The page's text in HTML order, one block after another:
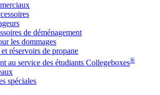
de déménagement
les dommages
réservoirs de propane
au service des étudiants Collegeboxes®
spéciales